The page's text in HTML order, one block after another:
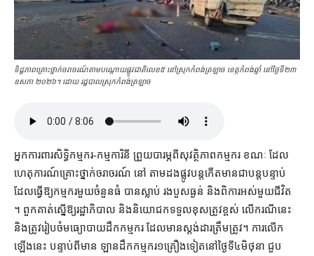
ទិដ្ឋភាពគ្រោះថ្នាក់ចរាចរណ៍តាមបណ្ដោយផ្លូវជាតិលេខ៥ នៅស្រុក​កំពង់ត្រឡាច ខេត្ត​កំពង់ឆ្នាំ នៅថ្ងៃទី២៣
ឧសភា ២០២៦។ ដោយ រដ្ឋបាលស្រុក​កំពង់ត្រឡាច
អ្នកការពារ​សិទ្ធិ​កម្មករ​-​កម្មការិនី ព្រួយបារម្ភ​ពី​សុវត្ថិភាព​កម្មករ ខណៈ ដែល​
ហេតុការណ៍​គ្រោះថ្នាក់​ចរាចរណ៍ នៅ តាម​ដងផ្លូវ​បន្ត​កើតមាន​ជា​បន្តបន្ទាប់
ដែល​ធ្វើ​ឱ្យ​កម្មករ​មួយចំនួន​ធំ បាន​ស្លាប់ រង​បួស​ធ្ងន់ និង​ពិការ​អស់​មួយ​ជីវិត
។ ពួកគាត់​ស្នើ​ឱ្យ​រដ្ឋាភិបាល និង​និយោជក​ទទួលខុសត្រូវ​ខ្ពស់ លើ​ករណីនេះ
និង​ត្រូវ​រៀបចំ​មធ្យោបាយ​ដឹក​កម្មករ ដែល​មាន​ស្តង់ដារ​ត្រឹមត្រូវ​។ ការ​លើក
ឡើង​នេះ បន្ទាប់ពី​មាន ឡាន​ដឹក​កម្មករ​១​គ្រឿង​ទៀត​នៅ​ថ្ងៃទី​៤​មិថុនា ជួប​